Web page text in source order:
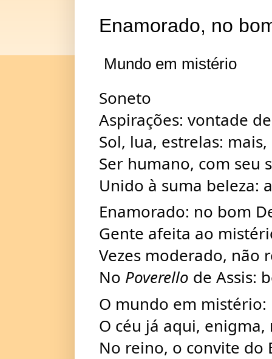
Enamorado, no
Mundo em mistério
Soneto
Aspirações: vontade
Sol, lua, estrelas:
Ser humano, com seu
Unido à suma beleza:
Enamorado: no bom
Gente afeita ao
Vezes moderado, não
No Poverello de Assis:
O mundo em
O céu já aqui,
No reino, o convite do